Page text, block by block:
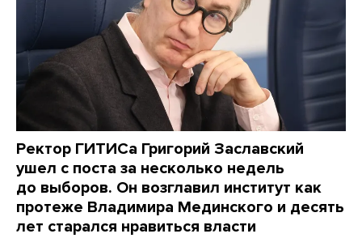
Ректор ГИТИСа Григорий Заславский
ушел с поста за несколько недель
до выборов. Он возглавил институт как
протеже Владимира Мединского и десять
лет старался нравиться власти